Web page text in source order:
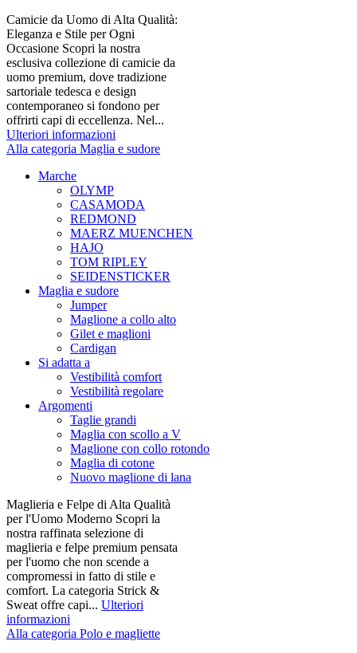
Camicie da Uomo di Alta Qualità:
Eleganza e Stile per Ogni
Occasione Scopri la nostra
esclusiva collezione di camicie da
uomo premium, dove tradizione
sartoriale tedesca e design
contemporaneo si fondono per
offrirti capi di eccellenza. Nel...
Ulteriori informazioni
Alla categoria Maglia e sudore
Marche
OLYMP
CASAMODA
REDMOND
MAERZ MUENCHEN
HAJO
TOM RIPLEY
SEIDENSTICKER
Maglia e sudore
Jumper
Maglione a collo alto
Gilet e maglioni
Cardigan
Si adatta a
Vestibilità comfort
Vestibilità regolare
Argomenti
Taglie grandi
Maglia con scollo a V
Maglione con collo rotondo
Maglia di cotone
Nuovo maglione di lana
Maglieria e Felpe di Alta Qualità
per l'Uomo Moderno Scopri la
nostra raffinata selezione di
maglieria e felpe premium pensata
per l'uomo che non scende a
compromessi in fatto di stile e
comfort. La categoria Strick &
Sweat offre capi... Ulteriori
informazioni
Alla categoria Polo e magliette